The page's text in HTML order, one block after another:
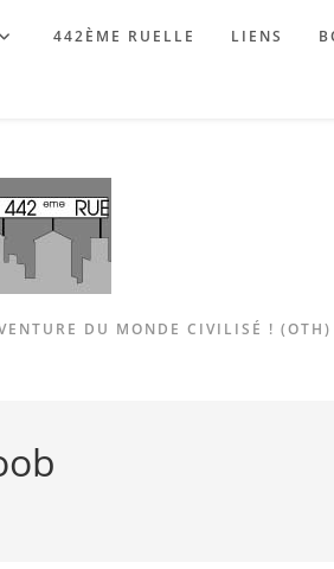
442ÈME RUELLE LIENS
DU MONDE CIVILISÉ ! (OTH)